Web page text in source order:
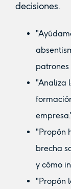
decisiones.
patrones
"Analiza
"Propón
brecha
y cómo
"Propón